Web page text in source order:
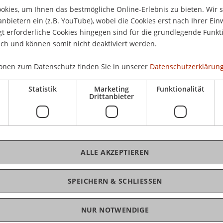
Braucht Liechtenstein Forschung?
Situation der Universitäten in Europa und wirft
Jahrhundert. Im Zentrum stehen
die Institution der Universität.
Seit 1997 ist er wissenschaftliches
Direktor am Max-Planck-Institut für
Philosophie, Linguistik und Biologie in
er als Molekularbiologe am Max-
Von 1990 bis 1994 war er Dozent an der
Veröffentlichungen zählen: Iterationen, Berlin
2007; Vererbung. Geschichte und Kultur eines
um Ihnen das bestmögliche Online-Erlebnis zu bieten. Wir
ein (z.B. YouTube), wobei die Cookies erst nach Ihrer
erforderliche Cookies hingegen sind für die grundlegende
und können somit nicht deaktiviert werden.
zum Datenschutz finden Sie in unserer
Statistik Marketing
Drittanbieter
Funktionalität
SPEICHERN & SCHLIESSEN
ALLE AKZEPTIEREN
NUR NOTWENDIGE